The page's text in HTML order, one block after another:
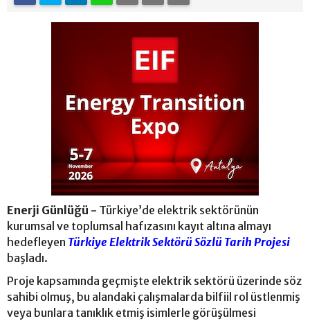
Enerji Günlüğü - Türkiye’de elektrik sektörünün
kurumsal ve toplumsal hafızasını kayıt altına almayı
hedefleyen Türkiye Elektrik Sektörü Sözlü Tarih Projesi
başladı.
Proje kapsamında geçmişte elektrik sektörü üzerinde söz
sahibi olmuş, bu alandaki çalışmalarda bilfiil rol üstlenmiş
veya bunlara tanıklık etmiş isimlerle görüşülmesi